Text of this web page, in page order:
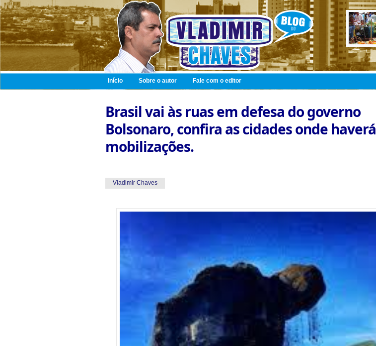
Início Sobre o autor Fale com o editor
Brasil vai às ruas em defesa do governo
Bolsonaro, confira as cidades onde haverá
mobilizações.
Vladimir Chaves